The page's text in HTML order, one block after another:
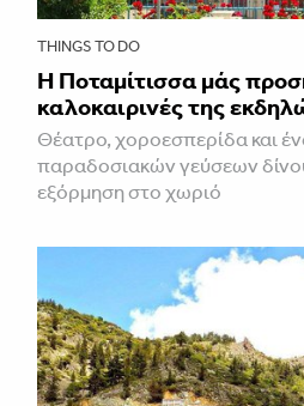
THINGS TO DO
Η Ποταμίτισσα μάς
καλοκαιρινές της
Θέατρο, χοροεσπερίδα και
παραδοσιακών γεύσεων
εξόρμηση στο χωριό